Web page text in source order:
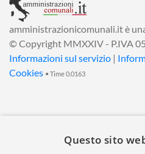
amministrazionicomunali.it è
© Copyright MMXXIV - P.IVA
Informazioni sul servizio |
Cookies • Time 0.0163
Questo sito